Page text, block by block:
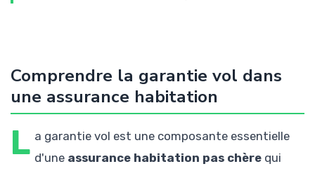
Comprendre la garantie vol dans
une assurance habitation
L a garantie vol est une composante essentielle
d'une assurance habitation pas chère qui